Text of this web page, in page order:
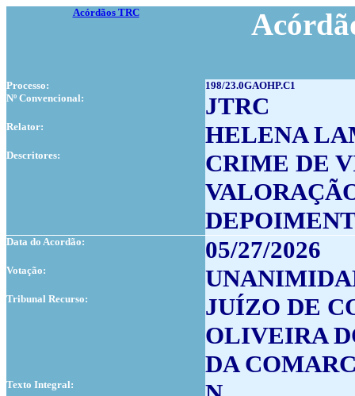
Acórdãos TRC
Processo:
198/23.0GAOHP.C1
Nº Convencional:
JTRC
Relator: HELENA
Descritores:
CRIME DE
Data do Acordão: 05/27/2026
Votação:
Tribunal Recurso:
JUÍZO DE
OLIVEIRA
DA
Texto Integral: